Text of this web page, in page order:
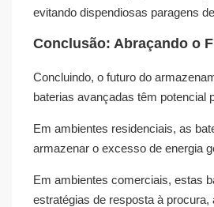
evitando dispendiosas paragens
Conclusão: Abraçando o
Concluindo, o futuro do
baterias avançadas têm potencial
Em ambientes residenciais, as
armazenar o excesso de energia
Em ambientes comerciais, estas
estratégias de resposta à